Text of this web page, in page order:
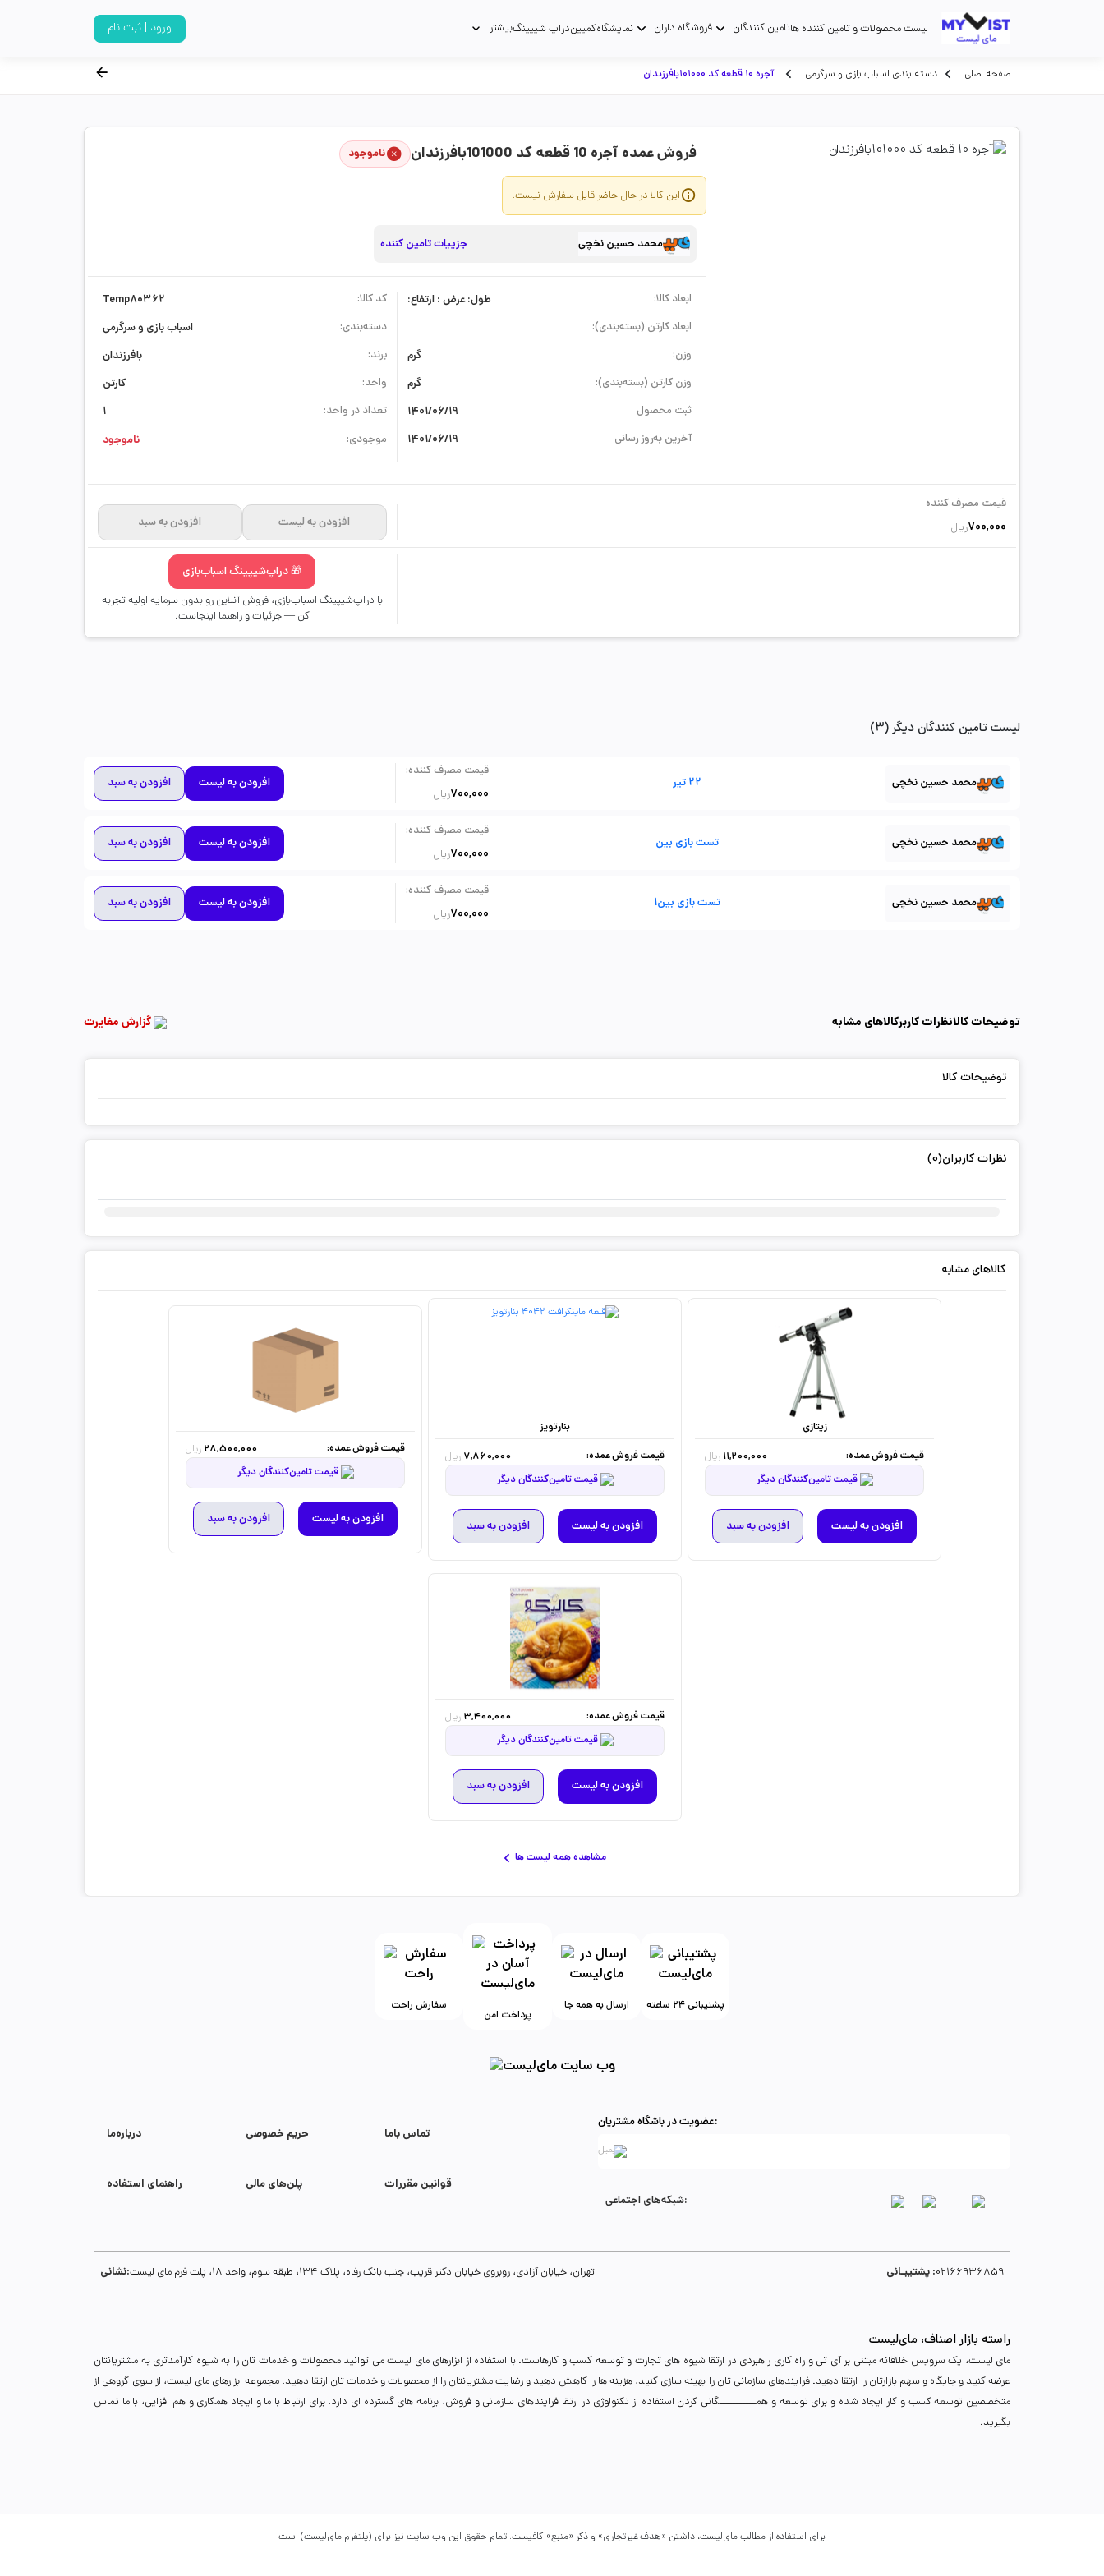
لیست محصولات و تامین کننده هاتامین کنندگان فروشگاه داران نمایشگاهکمپیندراپ شیپینگبیشتر ورود | ثبت نام
صفحه اصلی دسته بندی اسباب بازی و سرگرمی آجره 10 قطعه کد 101000بافرزندان
فروش عمده آجره 10 قطعه کد 101000بافرزندان ناموجود
این کالا در حال حاضر قابل سفارش نیست.
محمد حسین نخچی جزییات تامین کننده
ابعاد کالا: طول: عرض : ارتفاع:
ابعاد کارتن (بسته‌بندی):
وزن:
گرم
وزن کارتن (بسته‌بندی): گرم
ثبت محصول 1401/06/19
آخرین به‌روز رسانی 1401/06/19
کد کالا: Temp80362
دسته‌بندی: اسباب بازی و سرگرمی
برند: بافرزندان
واحد: کارتن
تعداد در واحد: 1
موجودی: ناموجود
قیمت مصرف کننده
700,000ریال افزودن به لیست افزودن به سبد
🎁 دراپ‌شیپینگ اسباب‌بازی
با دراپ‌شیپینگ اسباب‌بازی، فروش آنلاین رو بدون سرمایه اولیه تجربه
کن — جزئیات و راهنما اینجاست.
لیست تامین کنندگان دیگر (3)
محمد حسین نخچی 22 تیر
قیمت مصرف کننده:
700,000ریال
افزودن به لیست افزودن به سبد
محمد حسین نخچی تست بازی بین
قیمت مصرف کننده:
700,000ریال
افزودن به لیست افزودن به سبد
محمد حسین نخچی تست بازی بین1
قیمت مصرف کننده:
700,000ریال
افزودن به لیست افزودن به سبد
توضیحات کالانظرات کاربرکالاهای مشابه گزارش مغایرت
توضیحات کالا
نظرات کاربران(0)
کالاهای مشابه
زیتازی
قیمت فروش عمده:
11,200,000 ریال
قیمت تامین‌کنندگان دیگر
افزودن به لیست افزودن به سبد
بنارتویز
قیمت فروش عمده:
7,860,000 ریال
قیمت تامین‌کنندگان دیگر
افزودن به لیست افزودن به سبد
قیمت فروش عمده: 28,500,000 ریال
قیمت تامین‌کنندگان دیگر
افزودن به لیست افزودن به سبد
قیمت فروش عمده: 3,400,000 ریال
قیمت تامین‌کنندگان دیگر
افزودن به لیست افزودن به سبد
مشاهده همه لیست ها
سفارش راحت
پرداخت امن
ارسال به همه جا پشتیبانی ۲۴ ساعته
درباره‌ما حریم خصوصی تماس با‌ما
راهنمای استفاده پلن‌های مالی قوانین مقررات
عضویت در باشگاه مشتریان:
شبکه‌های اجتماعی:
نشانی: تهران، خیابان آزادی، روبروی خیابان دکتر قریب، جنب بانک رفاه، پلاک 134، طبقه سوم، واحد 18، پلت فرم مای لیست پشتیبـانی :02166936859
راسته بازار اصناف، مای‌لیست
مای لیست، یک سرویس خلاقانه مبتنی بر آی تی و راه کاری راهبردی در ارتقا شیوه های تجارت و توسعه کسب و کارهاست. با استفاده از ابزارهای مای لیست می توانید محصولات و خدمات تان را به شیوه کارآمدتری به مشتریانتان
عرضه کنید و جایگاه و سهم بازارتان را ارتقا دهید. فرایندهای سازمانی تان را بهینه سازی کنید، هزینه ها را کاهش دهید و رضایت مشتریانتان را از محصولات و خدمات تان ارتقا دهید. مجموعه ابزارهای مای لیست، از سوی گروهی از
متخصصین توسعه کسب و کار ایجاد شده و برای توسعه و همـــــــــــگانی کردن استفاده از تکنولوژی در ارتقا فرایندهای سازمانی و فروش، برنامه های گسترده ای دارد. برای ارتباط با ما و ایجاد همکاری و هم افزایی، با ما تماس
بگیرید.
برای استفاده از مطالب مای‌لیست، داشتن «هدف غیرتجاری» و ذکر «منبع» کافیست. تمام حقوق اين وب ‌سايت نیز برای (پلتفرم مای‌لیست) است